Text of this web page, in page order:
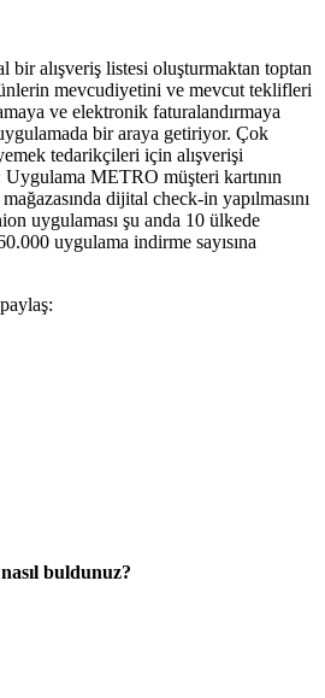
alışveriş listesi oluşturmaktan toptan
mevcudiyetini ve mevcut teklifleri
ve elektronik faturalandırmaya
bir araya getiriyor. Çok
tedarikçileri için alışverişi
Uygulama METRO müşteri kartının
dijital check-in yapılmasını
uygulaması şu anda 10 ülkede
uygulama indirme sayısına
buldunuz?